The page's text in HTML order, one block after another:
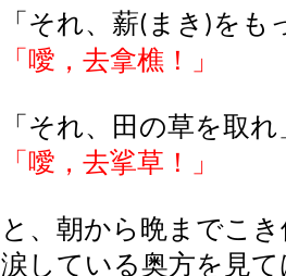
「それ、薪( まき ) をも
「噯，去拿樵！」
「それ、田の草を取れ
「噯，去挲草！」
と、朝から晩までこ
涙している奥方を見